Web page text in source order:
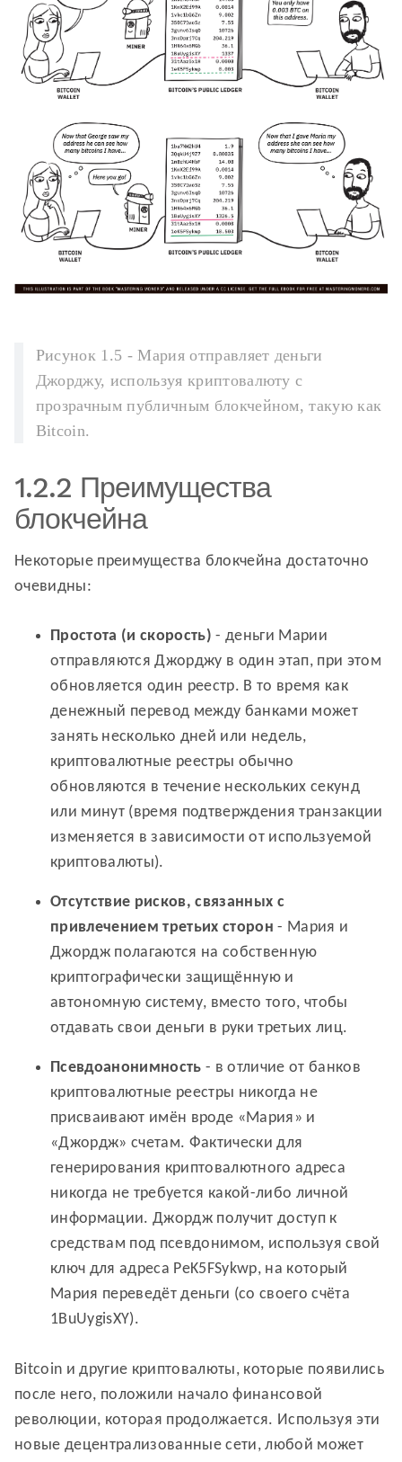
Рисунок 1.5 - Мария отправляет деньги
Джорджу, используя криптовалюту с
прозрачным публичным блокчейном, такую как
Bitcoin.
1.2.2 Преимущества
блокчейна
Некоторые преимущества блокчейна достаточно
очевидны:
Простота (и скорость) - деньги Марии
отправляются Джорджу в один этап, при этом
обновляется один реестр. В то время как
денежный перевод между банками может
занять несколько дней или недель,
криптовалютные реестры обычно
обновляются в течение нескольких секунд
или минут (время подтверждения транзакции
изменяется в зависимости от используемой
криптовалюты).
Отсутствие рисков, связанных с
привлечением третьих сторон - Мария и
Джордж полагаются на собственную
криптографически защищённую и
автономную систему, вместо того, чтобы
отдавать свои деньги в руки третьих лиц.
Псевдоанонимность - в отличие от банков
криптовалютные реестры никогда не
присваивают имён вроде «Мария» и
«Джордж» счетам. Фактически для
генерирования криптовалютного адреса
никогда не требуется какой-либо личной
информации. Джордж получит доступ к
средствам под псевдонимом, используя свой
ключ для адреса PeK5FSykwp, на который
Мария переведёт деньги (со своего счёта
1BuUygisXY).
Bitcoin и другие криптовалюты, которые появились
после него, положили начало финансовой
революции, которая продолжается. Используя эти
новые децентрализованные сети, любой может